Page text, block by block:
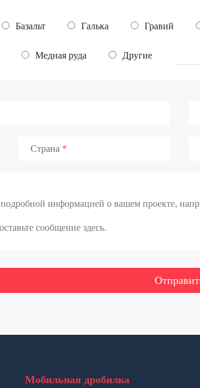
Базальт Галька Гравий
Медная руда Другие
Страна
Мобильная дробилка